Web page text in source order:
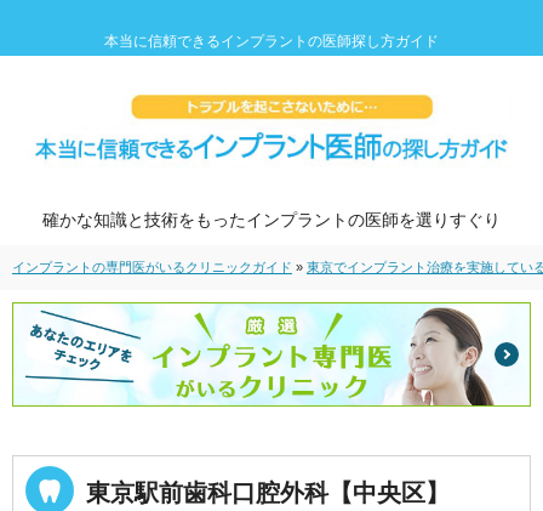
本当に信頼できるインプラントの医師探し方ガイド
確かな知識と技術をもったインプラントの医師を選りすぐり
インプラントの専門医がいるクリニックガイド » 東京でインプラント治療を実施してい
東京駅前歯科口腔外科【中央区】